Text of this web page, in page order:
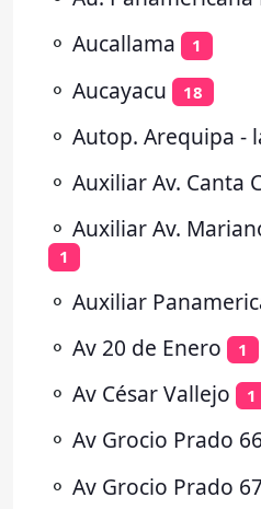
⚬ Aucallama 1
⚬ Aucayacu 18
⚬ Autop. Arequipa -
⚬ Auxiliar Av. Canta
⚬ Auxiliar Av.
1
⚬ Auxiliar
⚬ Av 20 de Enero 1
⚬ Av César Vallejo 1
⚬ Av Grocio Prado
⚬ Av Grocio Prado